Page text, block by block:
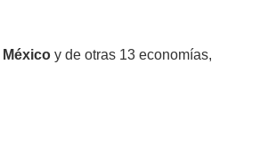
México y de otras 13 economías,